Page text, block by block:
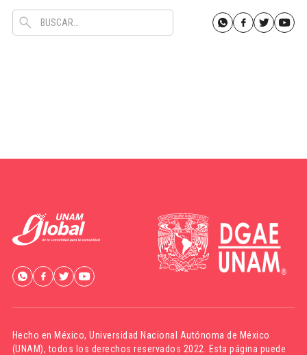
Hecho en México,Universidad Nacional Autónoma de México
(UNAM), todos los derechos reservados 2022. Esta página puede